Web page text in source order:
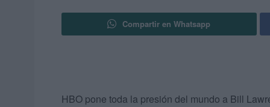
Compartir en Whatsapp
HBO pone toda la presión del mundo a Bill